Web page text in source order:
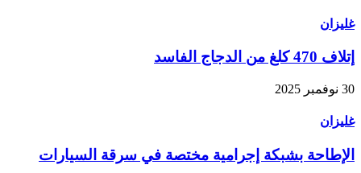
غليزان
إتلاف 470 كلغ من الدجاج الفاسد
30 نوفمبر 2025
غليزان
الإطاحة بشبكة إجرامية مختصة في سرقة السيارات